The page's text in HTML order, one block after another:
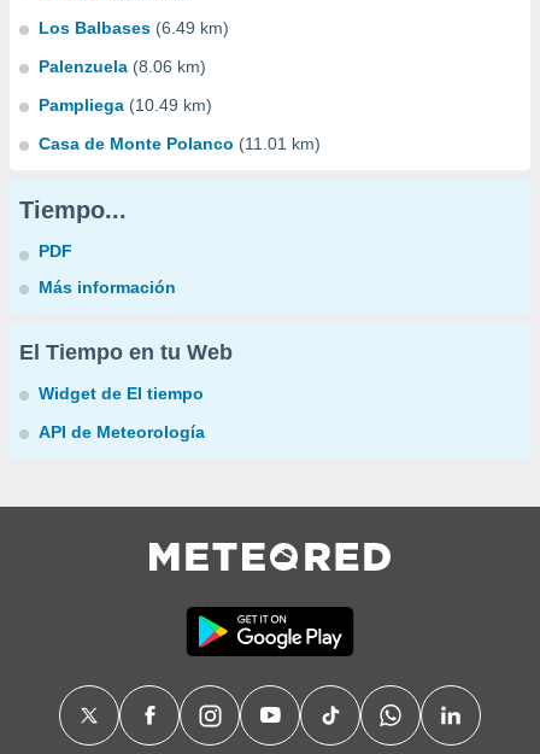
Los Balbases (6.49 km)
Palenzuela (8.06 km)
Pampliega (10.49 km)
Casa de Monte Polanco (11.01 km)
Tiempo...
PDF
Más información
El Tiempo en tu Web
Widget de El tiempo
API de Meteorología